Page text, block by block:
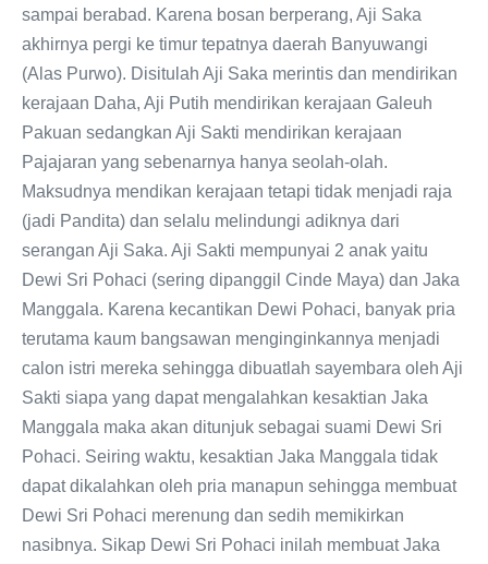
sampai berabad. Karena bosan berperang, Aji Saka
akhirnya pergi ke timur tepatnya daerah Banyuwangi
(Alas Purwo). Disitulah Aji Saka merintis dan mendirikan
kerajaan Daha, Aji Putih mendirikan kerajaan Galeuh
Pakuan sedangkan Aji Sakti mendirikan kerajaan
Pajajaran yang sebenarnya hanya seolah-olah.
Maksudnya mendikan kerajaan tetapi tidak menjadi raja
(jadi Pandita) dan selalu melindungi adiknya dari
serangan Aji Saka. Aji Sakti mempunyai 2 anak yaitu
Dewi Sri Pohaci (sering dipanggil Cinde Maya) dan Jaka
Manggala. Karena kecantikan Dewi Pohaci, banyak pria
terutama kaum bangsawan menginginkannya menjadi
calon istri mereka sehingga dibuatlah sayembara oleh Aji
Sakti siapa yang dapat mengalahkan kesaktian Jaka
Manggala maka akan ditunjuk sebagai suami Dewi Sri
Pohaci. Seiring waktu, kesaktian Jaka Manggala tidak
dapat dikalahkan oleh pria manapun sehingga membuat
Dewi Sri Pohaci merenung dan sedih memikirkan
nasibnya. Sikap Dewi Sri Pohaci inilah membuat Jaka